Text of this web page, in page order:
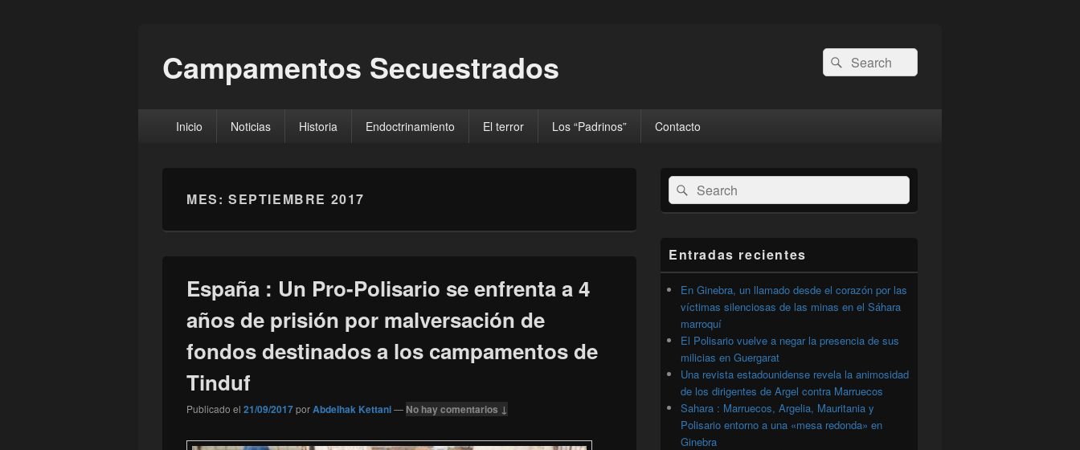
Campamentos Secuestrados
Buscar
por:
Buscar
principalInicio Noticias Historia Endoctrinamiento El terror Los “Padrinos” Contacto
MES: SEPTIEMBRE 2017
España : Un Pro-Polisario se enfrenta a 4
años de prisión por malversación de
fondos destinados a los campamentos de
Tinduf
Publicado el 21/09/2017porAbdelhak Kettani— No hay comentarios ↓
El
área
de
widget
lateral
primaria
Buscar
por:
Buscar
Entradas recientes
En Ginebra, un llamado desde el corazón por las
víctimas silenciosas de las minas en el Sáhara
marroquí
El Polisario vuelve a negar la presencia de sus
milicias en Guergarat
Una revista estadounidense revela la animosidad
de los dirigentes de Argel contra Marruecos
Sahara : Marruecos, Argelia, Mauritania y
Polisario entorno a una «mesa redonda» en
Ginebra